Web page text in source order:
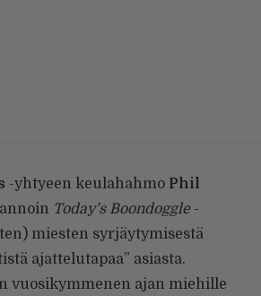
-yhtyeen keulahahmo Phil
Today’s Boondoggle-
miesten syrjäytymisestä
ajattelutapaa” asiasta.
vuosikymmenen ajan miehille